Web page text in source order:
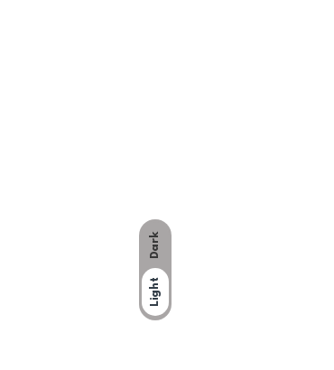
Dark
Light